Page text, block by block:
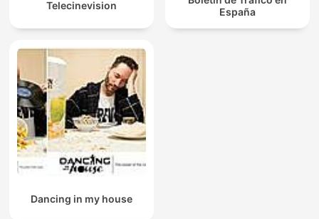
Telecinevision
España
Dancing in my house